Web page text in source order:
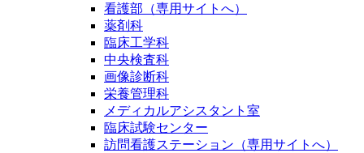
看護部（専用サイトへ）
薬剤科
臨床工学科
中央検査科
画像診断科
栄養管理科
メディカルアシスタント室
臨床試験センター
訪問看護ステーション（専用サイトへ）